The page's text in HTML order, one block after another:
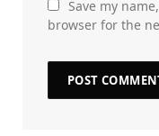
Save my
browser for the